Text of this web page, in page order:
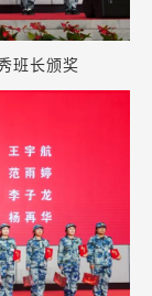
班长颁奖